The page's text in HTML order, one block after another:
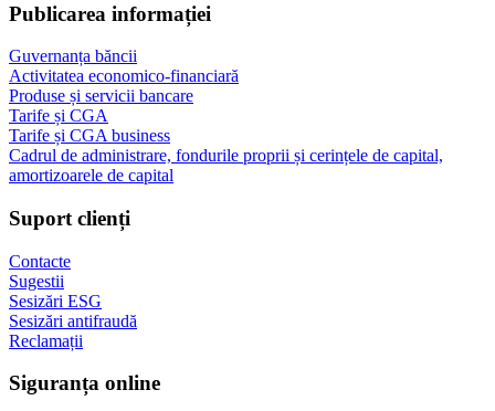
Publicarea informației
Guvernanța băncii
Activitatea economico-financiară
Produse și servicii bancare
Tarife și CGA
Tarife și CGA business
Cadrul de administrare, fondurile proprii și cerințele de capital,
amortizoarele de capital
Suport clienți
Contacte
Sugestii
Sesizări ESG
Sesizări antifraudă
Reclamații
Siguranța online